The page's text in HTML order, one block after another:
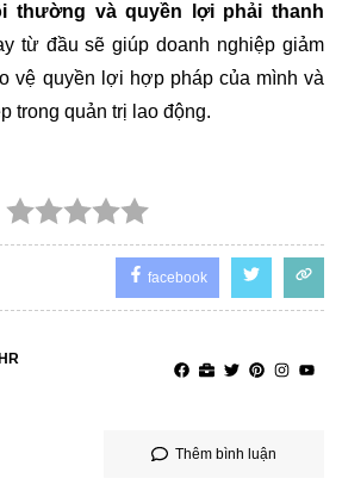
thường và quyền lợi phải thanh
từ đầu sẽ giúp doanh nghiệp giảm
vệ quyền lợi hợp pháp của mình và
trong quản trị lao động.
facebook
Thêm bình luận